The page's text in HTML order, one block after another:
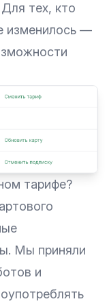
тех, кто
изменилось —
тарифе?
Мы приняли
и